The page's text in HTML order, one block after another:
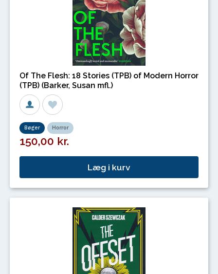
Of The Flesh: 18 Stories (TPB) of Modern Horror
(TPB) (Barker, Susan mfl.)
Bøger Horror
150,00 kr.
Læg i kurv